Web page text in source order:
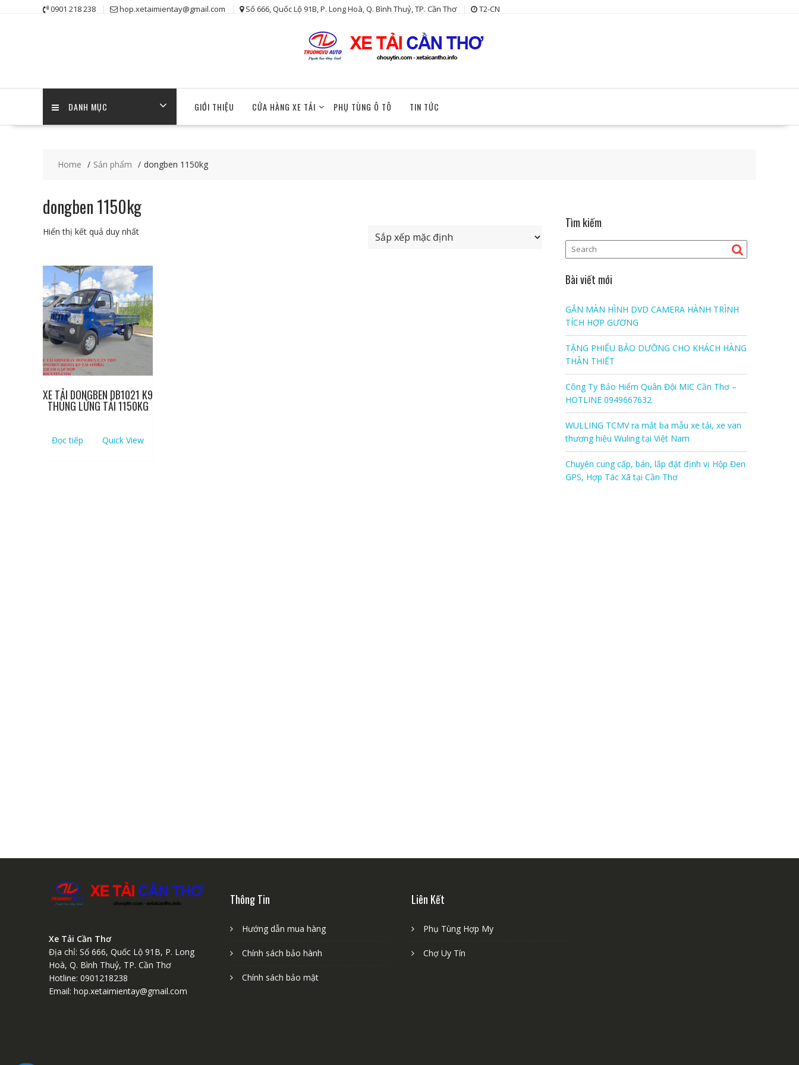
0901 218 238 hop.xetaimientay@gmail.com Số 666, Quốc Lộ 91B, P. Long Hoà, Q. Bình Thuỷ, TP. Cần Thơ T2-CN
DANH MỤC GIỚI THIỆU CỬA HÀNG XE TẢI PHỤ TÙNG Ô TÔ TIN TỨC
Home Sản phẩm dongben 1150kg
dongben 1150kg
Hiển thị kết quả duy nhất
XE TẢI DONGBEN DB1021 K9
THÙNG LỬNG TẢI 1150KG
Đọc tiếp Quick View
Tìm kiếm
Bài viết mới
GẮN MÀN HÌNH DVD CAMERA HÀNH TRÌNH
TÍCH HỢP GƯƠNG
TẶNG PHIẾU BẢO DƯỠNG CHO KHÁCH HÀNG
THÂN THIẾT
Công Ty Bảo Hiểm Quân Đội MIC Cần Thơ –
HOTLINE 0949667632
WULLING TCMV ra mắt ba mẫu xe tải, xe van
thương hiệu Wuling tại Việt Nam
Chuyên cung cấp, bán, lắp đặt định vị Hộp Đen
GPS, Hợp Tác Xã tại Cần Thơ
Xe Tải Cần Thơ
Địa chỉ: Số 666, Quốc Lộ 91B, P. Long
Hoà, Q. Bình Thuỷ, TP. Cần Thơ
Hotline: 0901218238
Email: hop.xetaimientay@gmail.com
Thông Tin
Hướng dẫn mua hàng
Chính sách bảo hành
Chính sách bảo mật
Liên Kết
Phụ Tùng Hợp My
Chợ Uy Tín